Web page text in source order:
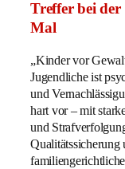
Treffer bei der
Mal
„Kinder vor
Jugendliche ist
und
hart vor – mit
und